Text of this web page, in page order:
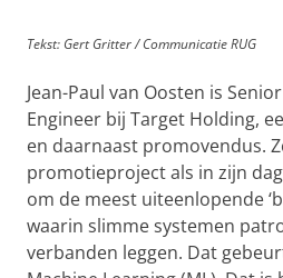
Tekst: Gert Gritter / Communicatie RUG
Jean-Paul van Oosten is
Engineer bij Target Holding,
en daarnaast promovendus.
promotieproject als in zijn
om de meest uiteenlopende
waarin slimme systemen
verbanden leggen. Dat